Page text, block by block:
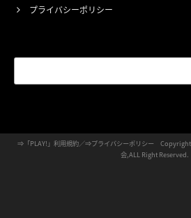
プライバシーポリシー
⇒ 「PLAY!」利用規約／⇒プライバシーポリシー
会,ALL Right Reserved.